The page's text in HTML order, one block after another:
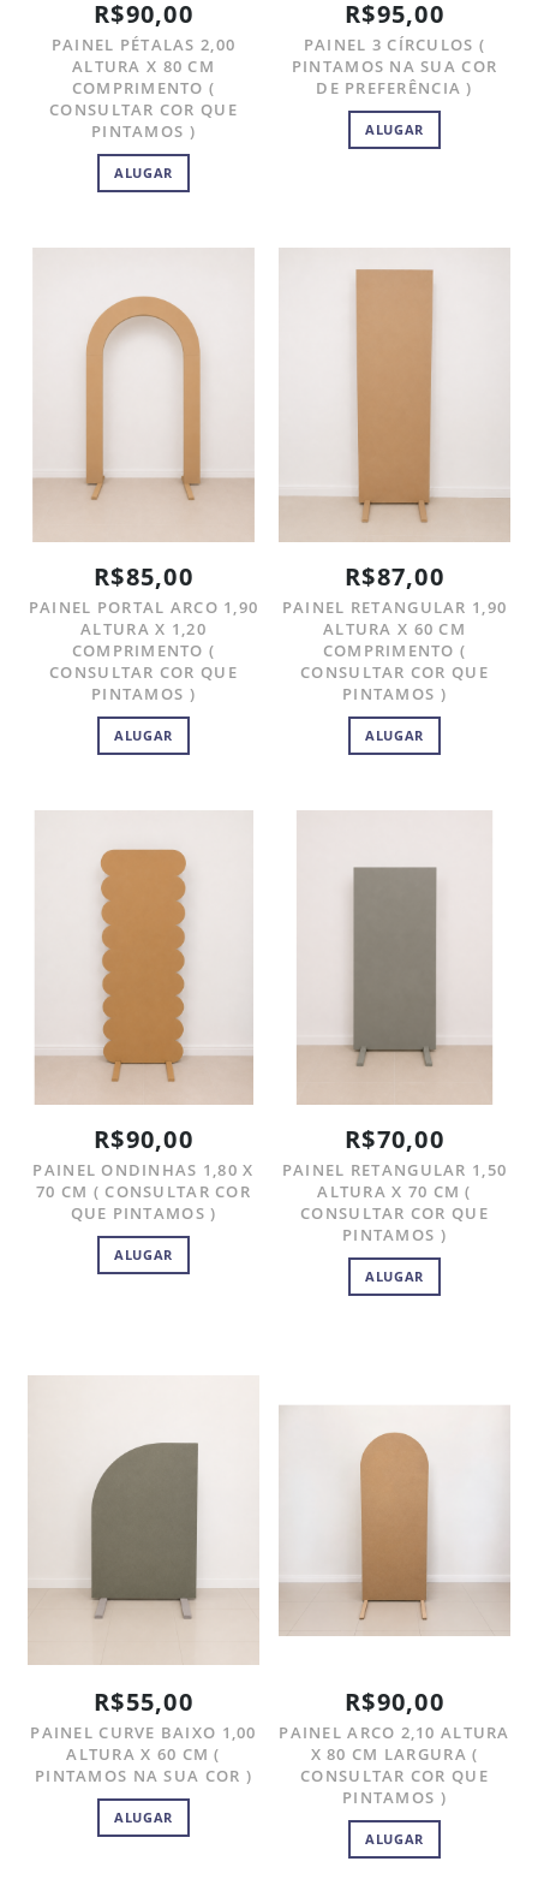
R$90,00
PAINEL PÉTALAS 2,00
ALTURA X 80 CM
COMPRIMENTO (
CONSULTAR COR QUE
PINTAMOS )
ALUGAR
R$95,00
PAINEL 3 CÍRCULOS (
PINTAMOS NA SUA COR
DE PREFERÊNCIA )
ALUGAR
R$85,00
PAINEL PORTAL ARCO 1,90
ALTURA X 1,20
COMPRIMENTO (
CONSULTAR COR QUE
PINTAMOS )
ALUGAR
R$87,00
PAINEL RETANGULAR 1,90
ALTURA X 60 CM
COMPRIMENTO (
CONSULTAR COR QUE
PINTAMOS )
ALUGAR
R$90,00
PAINEL ONDINHAS 1,80 X
70 CM ( CONSULTAR COR
QUE PINTAMOS )
ALUGAR
R$70,00
PAINEL RETANGULAR 1,50
ALTURA X 70 CM (
CONSULTAR COR QUE
PINTAMOS )
ALUGAR
R$55,00
PAINEL CURVE BAIXO 1,00
ALTURA X 60 CM (
PINTAMOS NA SUA COR )
ALUGAR
R$90,00
PAINEL ARCO 2,10 ALTURA
X 80 CM LARGURA (
CONSULTAR COR QUE
PINTAMOS )
ALUGAR